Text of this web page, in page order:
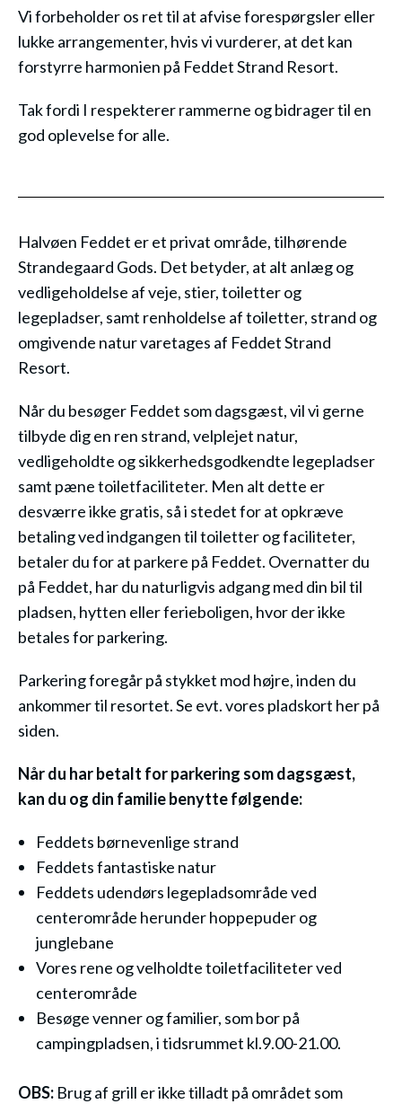
Vi forbeholder os ret til at afvise forespørgsler eller
lukke arrangementer, hvis vi vurderer, at det kan
forstyrre harmonien på Feddet Strand Resort.
Tak fordi I respekterer rammerne og bidrager til en
god oplevelse for alle.
Halvøen Feddet er et privat område, tilhørende
Strandegaard Gods. Det betyder, at alt anlæg og
vedligeholdelse af veje, stier, toiletter og
legepladser, samt renholdelse af toiletter, strand og
omgivende natur varetages af Feddet Strand
Resort.
Når du besøger Feddet som dagsgæst, vil vi gerne
tilbyde dig en ren strand, velplejet natur,
vedligeholdte og sikkerhedsgodkendte legepladser
samt pæne toiletfaciliteter. Men alt dette er
desværre ikke gratis, så i stedet for at opkræve
betaling ved indgangen til toiletter og faciliteter,
betaler du for at parkere på Feddet. Overnatter du
på Feddet, har du naturligvis adgang med din bil til
pladsen, hytten eller ferieboligen, hvor der ikke
betales for parkering.
Parkering foregår på stykket mod højre, inden du
ankommer til resortet. Se evt. vores pladskort her på
siden.
Når du har betalt for parkering som dagsgæst,
kan du og din familie benytte følgende:
Feddets børnevenlige strand
Feddets fantastiske natur
Feddets udendørs legepladsområde ved
centerområde herunder hoppepuder og
junglebane
Vores rene og velholdte toiletfaciliteter ved
centerområde
Besøge venner og familier, som bor på
campingpladsen, i tidsrummet kl.9.00-21.00.
OBS: Brug af grill er ikke tilladt på området som